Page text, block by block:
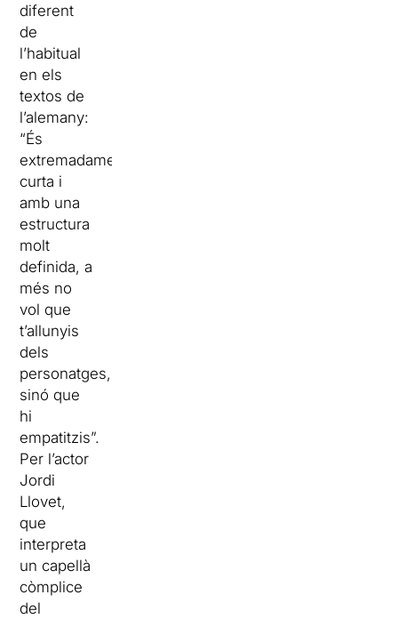
diferent
de
l’habitual
en els
textos de
l’alemany:
“És
extremadament
curta i
amb una
estructura
molt
definida, a
més no
vol que
t’allunyis
dels
personatges,
sinó que
hi
empatitzis”.
Per l’actor
Jordi
Llovet,
que
interpreta
un capellà
còmplice
del